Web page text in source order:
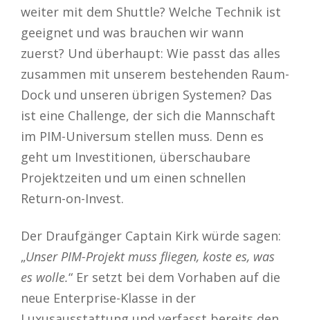
weiter mit dem Shuttle? Welche Technik ist
geeignet und was brauchen wir wann
zuerst? Und überhaupt: Wie passt das alles
zusammen mit unserem bestehenden Raum-
Dock und unseren übrigen Systemen? Das
ist eine Challenge, der sich die Mannschaft
im PIM-Universum stellen muss. Denn es
geht um Investitionen, überschaubare
Projektzeiten und um einen schnellen
Return-on-Invest.
Der Draufgänger Captain Kirk würde sagen:
„Unser PIM-Projekt muss fliegen, koste es, was
es wolle.“ Er setzt bei dem Vorhaben auf die
neue Enterprise-Klasse in der